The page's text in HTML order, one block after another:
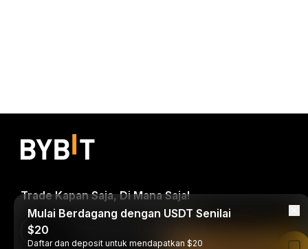
Trade Kapan Saja, Di Mana Saja!
Mulai Berdagang dengan USDT Senilai
$20
Daftar dan deposit untuk mendapatkan $20